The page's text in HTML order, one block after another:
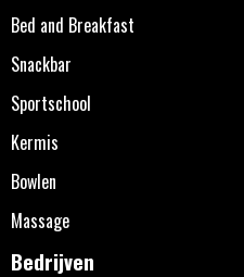
Bed and Breakfast
Snackbar
Sportschool
Kermis
Bowlen
Massage
Bedrijven